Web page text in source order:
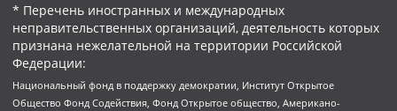
* Перечень иностранных и международных
неправительственных организаций, деятельность которых
признана нежелательной на территории Российской
Федерации:
Национальный фонд в поддержку демократии, Институт Открытое
Общество Фонд Содействия, Фонд Открытое общество, Американо-